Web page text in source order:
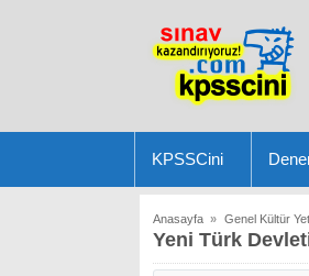
KPSSCini
Anasayfa » Genel Kültür
Yeni Türk